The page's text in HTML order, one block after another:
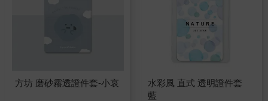
方坊 磨砂霧透證件套-小哀
水彩風 直式 透明證件套
藍